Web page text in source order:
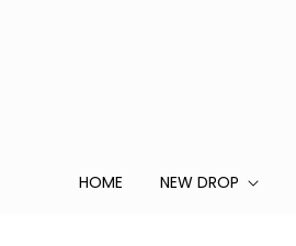
HOME NEW DROP